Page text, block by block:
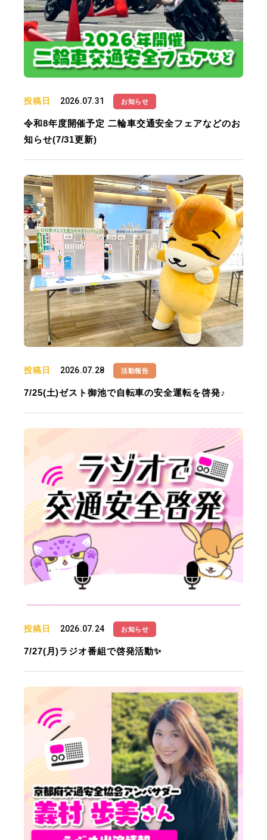
投稿日 2026.07.31 お知らせ
令和8年度開催予定 二輪車交通安全フェアなどのお
知らせ(7/31更新)
投稿日 2026.07.28 活動報告
7/25(土)ゼスト御池で自転車の安全運転を啓発♪
投稿日 2026.07.24 お知らせ
7/27(月)ラジオ番組で啓発活動✨